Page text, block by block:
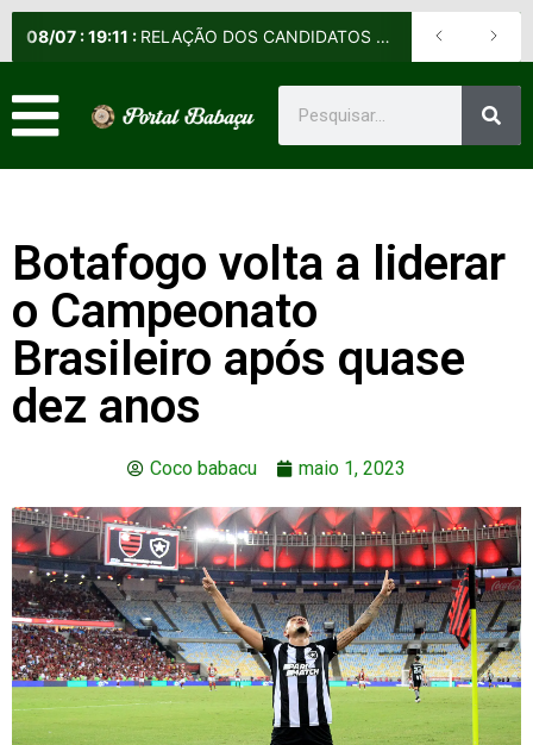
08/07 :19:11 : RELAÇÃO DOS CANDIDATOS SELECIONADOS E NÃO SELECIONADOS PARA A FASE PRESENCIAL DOS CURSOS DE APERFEIÇOAMENTO DE PRAÇAS (CAP) E DE FORMAÇÃO DE SARGENTOS (CFS) – EDITAL Nº 09/2026-DE
Botafogo volta a liderar
o Campeonato
Brasileiro após quase
dez anos
Coco babacu maio 1, 2023